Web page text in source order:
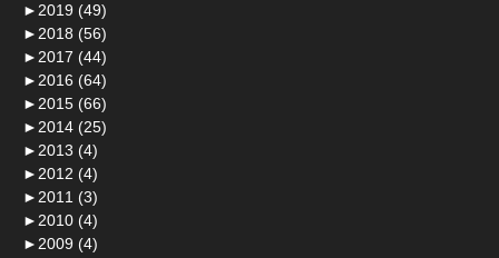
► 2019 (49)
► 2018 (56)
► 2017 (44)
► 2016 (64)
► 2015 (66)
► 2014 (25)
► 2013 (4)
► 2012 (4)
► 2011 (3)
► 2010 (4)
► 2009 (4)